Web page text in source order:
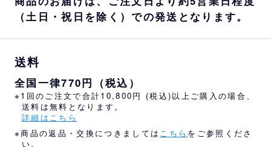
（土日・祝日を除く）での発送となります。
送料
全国一律770円（税込）
※1回のご注文で合計10,800円 (税込)以上ご購入の場合、
送料は無料となります。
詳細はこちら
※商品の返品・交換につきましては こちら をご参照くださ
い。